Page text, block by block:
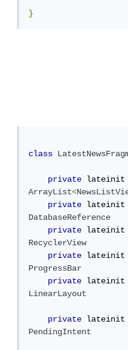
}
class
private lateinit
ArrayList<
private lateinit
DatabaseReference
private lateinit
RecyclerView
private lateinit
ProgressBar
private lateinit
LinearLayout
private lateinit
PendingIntent